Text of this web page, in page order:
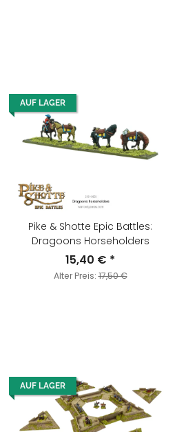
AUF LAGER
Pike & Shotte Epic Battles:
Dragoons Horseholders
15,40 € *
Alter Preis:17,50 €
AUF LAGER